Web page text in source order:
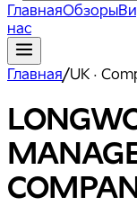
ГлавнаяОбзоры
нас
Главная/UK ·